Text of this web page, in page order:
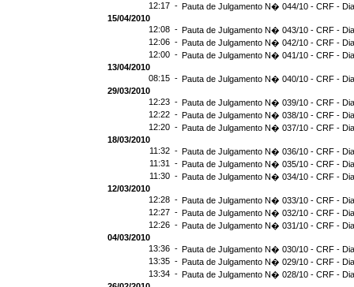
12:17 - Pauta de Julgamento N� 044/10 - CRF -
15/04/2010
12:08 - Pauta de Julgamento N� 043/10 - CRF -
12:06 - Pauta de Julgamento N� 042/10 - CRF -
12:00 - Pauta de Julgamento N� 041/10 - CRF -
13/04/2010
08:15 - Pauta de Julgamento N� 040/10 - CRF -
29/03/2010
12:23 - Pauta de Julgamento N� 039/10 - CRF -
12:22 - Pauta de Julgamento N� 038/10 - CRF -
12:20 - Pauta de Julgamento N� 037/10 - CRF -
18/03/2010
11:32 - Pauta de Julgamento N� 036/10 - CRF -
11:31 - Pauta de Julgamento N� 035/10 - CRF -
11:30 - Pauta de Julgamento N� 034/10 - CRF -
12/03/2010
12:28 - Pauta de Julgamento N� 033/10 - CRF -
12:27 - Pauta de Julgamento N� 032/10 - CRF -
12:26 - Pauta de Julgamento N� 031/10 - CRF -
04/03/2010
13:36 - Pauta de Julgamento N� 030/10 - CRF -
13:35 - Pauta de Julgamento N� 029/10 - CRF -
13:34 - Pauta de Julgamento N� 028/10 - CRF -